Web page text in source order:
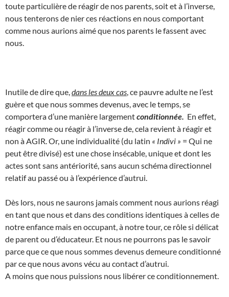
toute particulière de réagir de nos parents, soit et à l’inverse,
nous tenterons de nier ces réactions en nous comportant
comme nous aurions aimé que nos parents le fassent avec
nous.
Inutile de dire que, dans les deux cas , ce pauvre adulte ne l’est
guère et que nous sommes devenus, avec le temps, se
comportera d’une manière largementconditionnée. En effet,
réagir comme ou réagir à l’inverse de, cela revient à réagir et
non à AGIR. Or, une individualité (du latin « Indivi » = Qui ne
peut être divisé) est une chose insécable, unique et dont les
actes sont sans antériorité, sans aucun schéma directionnel
relatif au passé ou à l’expérience d’autrui.
Dès lors, nous ne saurons jamais comment nous aurions réagi
en tant que nous et dans des conditions identiques à celles de
notre enfance mais en occupant, à notre tour, ce rôle si délicat
de parent ou d’éducateur. Et nous ne pourrons pas le savoir
parce que ce que nous sommes devenus demeure conditionné
par ce que nous avons vécu au contact d’autrui.
A moins que nous puissions nous libérer ce conditionnement.